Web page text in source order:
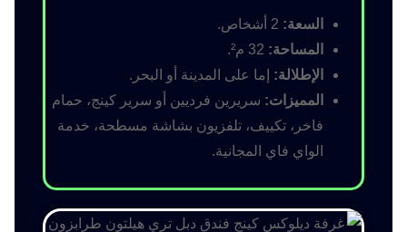
السعة:
المساحة:
الإطلالة: إما على المدينة أو البحر.
المميزات: سريرين فرديين أو سرير كينج، حمام
فاخر، تكييف، تلفزيون بشاشة مسطحة، خدمة
الواي فاي المجانية.